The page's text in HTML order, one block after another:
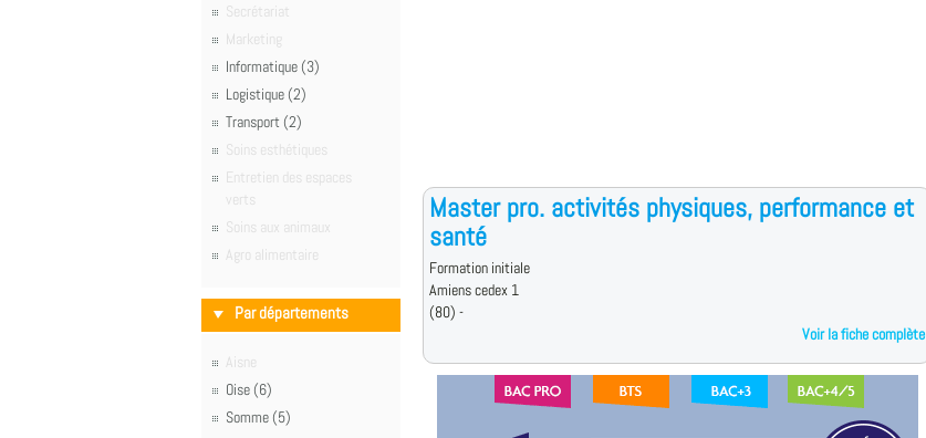
Secrétariat
Marketing
Informatique (3)
Logistique (2)
Transport (2)
Soins esthétiques
Entretien des espaces
verts
Soins aux animaux
Agro alimentaire
Par départements
Aisne
Oise (6)
Somme (5)
Master pro. activités physiques, performance et
santé
Formation initiale
Amiens cedex 1
(80) -
Voir la fiche complète